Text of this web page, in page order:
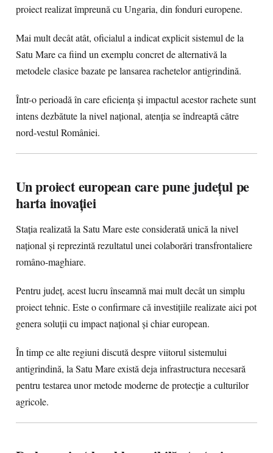
proiect realizat împreună cu Ungaria, din fonduri europene.
Mai mult decât atât, oficialul a indicat explicit sistemul de la
Satu Mare ca fiind un exemplu concret de alternativă la
metodele clasice bazate pe lansarea rachetelor antigrindină.
Într-o perioadă în care eficiența și impactul acestor rachete sunt
intens dezbătute la nivel național, atenția se îndreaptă către
nord-vestul României.
Un proiect european care pune județul pe
harta inovației
Stația realizată la Satu Mare este considerată unică la nivel
național și reprezintă rezultatul unei colaborări transfrontaliere
româno-maghiare.
Pentru județ, acest lucru înseamnă mai mult decât un simplu
proiect tehnic. Este o confirmare că investițiile realizate aici pot
genera soluții cu impact național și chiar european.
În timp ce alte regiuni discută despre viitorul sistemului
antigrindină, la Satu Mare există deja infrastructura necesară
pentru testarea unor metode moderne de protecție a culturilor
agricole.